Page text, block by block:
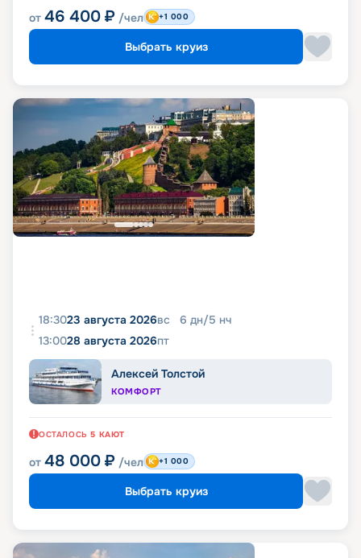
от 46 400 ₽ /чел +1 000
Выбрать круиз
18:3023 августа 2026вс 6 дн/5 нч
13:0028 августа 2026пт
Алексей Толстой
КОМФОРТ
ОСТАЛОСЬ 5 КАЮТ
от 48 000 ₽ /чел +1 000
Выбрать круиз